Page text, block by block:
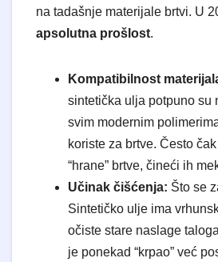
na tadašnje materijale brtvi. U
apsolutna prošlost.
Kompatibilnost
sintetička ulja potpuno su
svim modernim
koriste za brtve. Često
“hrane” brtve, čineći ih
Učinak čišćenja: Što se
Sintetičko ulje ima
očiste stare naslage
je ponekad “krpao” već